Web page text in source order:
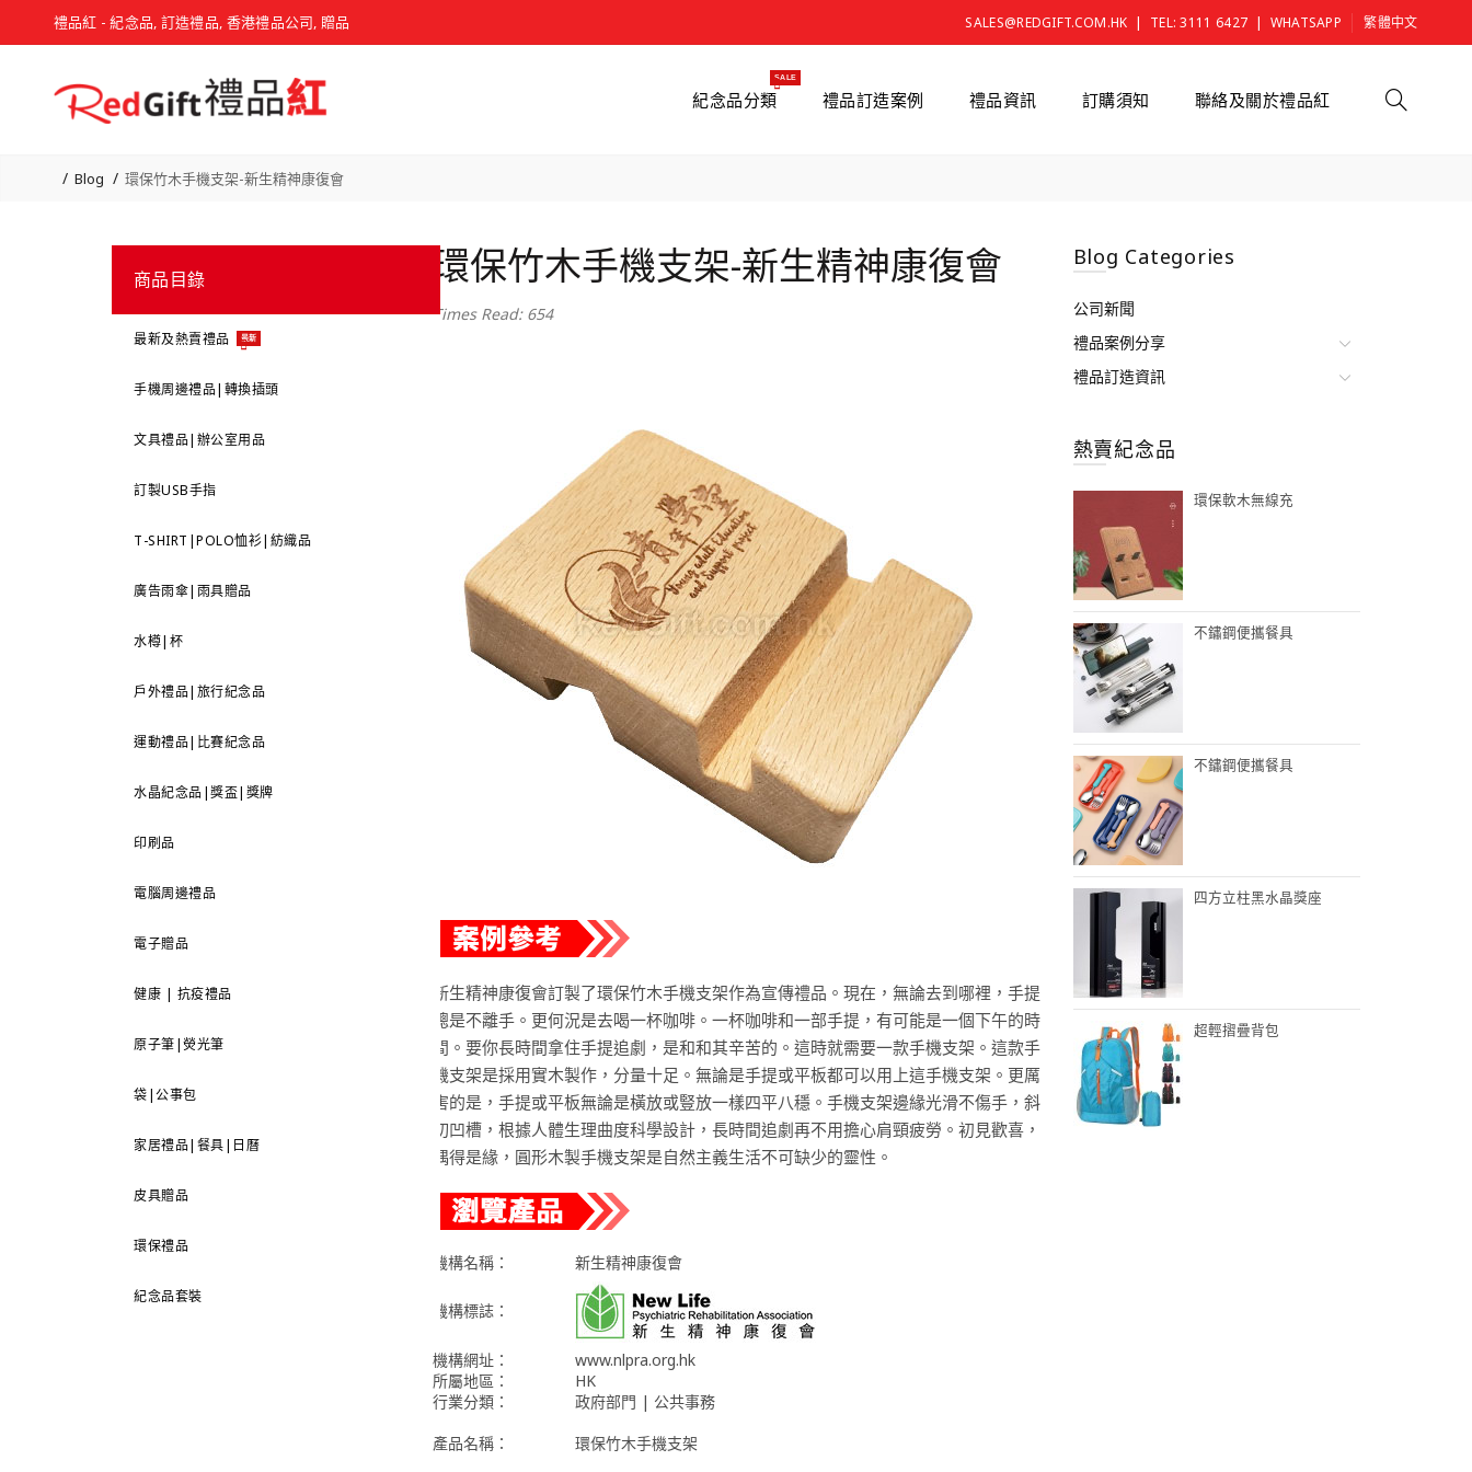
禮品紅 - 紀念品, 訂造禮品, 香港禮品公司, 贈品 SALES@REDGIFT.COM.HK | TEL: 3111 6427 | WHATSAPP 繁體中文
紀念品分類
SALE
禮品訂造案例 禮品資訊 訂購須知 聯絡及關於禮品紅
Blog 環保竹木手機支架-新生精神康復會
商品目錄
最新及熱賣禮品 最新
手機周邊禮品|轉換插頭
文具禮品|辦公室用品
訂製USB手指
T-SHIRT|POLO恤衫|紡織品
廣告雨傘|雨具贈品
水樽|杯
戶外禮品|旅行紀念品
運動禮品|比賽紀念品
水晶紀念品|獎盃|獎牌
印刷品
電腦周邊禮品
電子贈品
健康 | 抗疫禮品
原子筆|熒光筆
袋|公事包
家居禮品|餐具|日曆
皮具贈品
環保禮品
紀念品套裝
環保竹木手機支架-新生精神康復會
Times Read: 654
新生精神康復會訂製了環保竹木手機支架作為宣傳禮品。現在，無論去到哪裡，手提
總是不離手。更何況是去喝一杯咖啡。一杯咖啡和一部手提，有可能是一個下午的時
間。要你長時間拿住手提追劇，是和和其辛苦的。這時就需要一款手機支架。這款手
機支架是採用實木製作，分量十足。無論是手提或平板都可以用上這手機支架。更厲
害的是，手提或平板無論是橫放或豎放一樣四平八穩。手機支架邊緣光滑不傷手，斜
切凹槽，根據人體生理曲度科學設計，長時間追劇再不用擔心肩頸疲勞。初見歡喜，
偶得是緣，圓形木製手機支架是自然主義生活不可缺少的靈性。
機構名稱： 新生精神康復會
機構標誌：
機構網址：
www.nlpra.org.hk
所屬地區：
HK
行業分類：
政府部門 | 公共事務
產品名稱：
環保竹木手機支架
Blog Categories
公司新聞
禮品案例分享
禮品訂造資訊
熱賣紀念品
環保軟木無線充
不鏽鋼便攜餐具
不鏽鋼便攜餐具
四方立柱黑水晶獎座
超輕摺疊背包